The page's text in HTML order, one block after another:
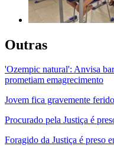
Outras
'Ozempic natural': Anvisa
prometiam emagrecimento
Jovem fica gravemente
Procurado pela Justiça é
Foragido da Justiça é preso